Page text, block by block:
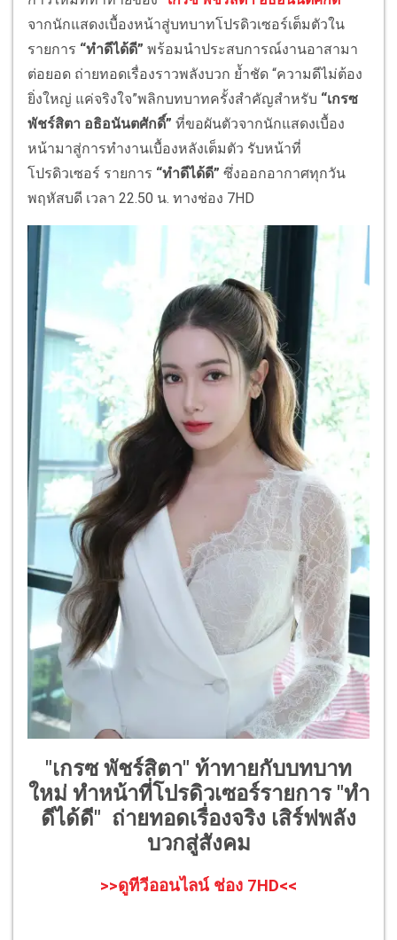
จากนักแสดงเบื้องหน้าสู่บทบาทโปรดิวเซอร์เต็มตัวใน
รายการ “ทำดีได้ดี” พร้อมนำประสบการณ์งานอาสามา
ต่อยอด ถ่ายทอดเรื่องราวพลังบวก ย้ำชัด “ความดีไม่ต้อง
ยิ่งใหญ่ แค่จริงใจ”พลิกบทบาทครั้งสำคัญสำหรับ “เกรซ
พัชร์สิตา อธิอนันตศักดิ์” ที่ขอผันตัวจากนักแสดงเบื้อง
หน้ามาสู่การทำงานเบื้องหลังเต็มตัว รับหน้าที่
โปรดิวเซอร์ รายการ “ทำดีได้ดี” ซึ่งออกอากาศทุกวัน
พฤหัสบดี เวลา 22.50 น. ทางช่อง 7HD
"เกรซ พัชร์สิตา" ท้าทายกับบทบาท
ใหม่ ทำหน้าที่โปรดิวเซอร์รายการ "ทำ
ดีได้ดี" ถ่ายทอดเรื่องจริง เสิร์ฟพลัง
บวกสู่สังคม
>>ดูทีวีออนไลน์ ช่อง 7HD<<